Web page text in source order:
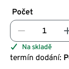
Počet
Na skladě
termín dodání: